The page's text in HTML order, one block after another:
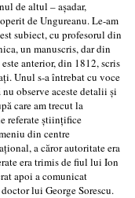
de altul – aşadar,
de Ungureanu. Le-am
subiect, cu profesorul din
un manuscris, dar din
anterior, din 1812, scris
Unul s-a întrebat cu voce
observe aceste detalii şi
care am trecut la
referate ştiinţifice
din centre
a căror autoritate era
era trimis de fiul lui Ion
apoi a comunicat
lui George Sorescu.